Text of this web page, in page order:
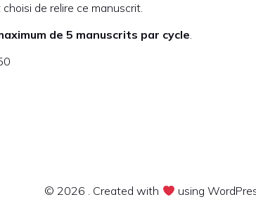
de relire ce manuscrit.
de 5 manuscrits par cycle.
© 2026 . Created with using